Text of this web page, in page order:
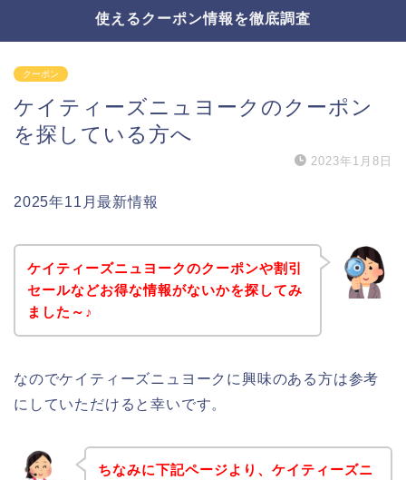
使えるクーポン情報を徹底調査
クーポン
ケイティーズニュヨークのクーポン
を探している方へ
2023年1月8日
2025年11月最新情報
ケイティーズニュヨークのクーポンや割引
セールなどお得な情報がないかを探してみ
ました～♪
なのでケイティーズニュヨークに興味のある方は参考
にしていただけると幸いです。
ちなみに下記ページより、ケイティーズニ